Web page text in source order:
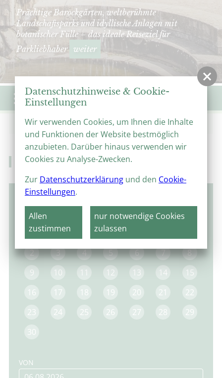
Prächtige Barockgärten, weltberühmte
Landschaftsparks und idyllische Anlagen mit
botanischer Fülle – das ideale Reiseziel für
Parkliebhaber weiter
Menü
Start Veranstaltungen Veranstaltungskalender
Veranstaltungskalender
MO DO FR SA
2
3 4 5 6 7
8
9
10 11 12 13 14
15
16
17 18 19 20 21
22
23
24 25 26 27 28
29
30
VON
Datenschutzhinweise & Cookie-
Einstellungen
Wir verwenden Cookies, um Ihnen die Inhalte
und Funktionen der Website bestmöglich
anzubieten. Darüber hinaus verwenden wir
Cookies zu Analyse-Zwecken.
Zur Datenschutzerklärung und den Cookie-
Einstellungen.
Allen
zustimmen
nur notwendige Cookies
zulassen